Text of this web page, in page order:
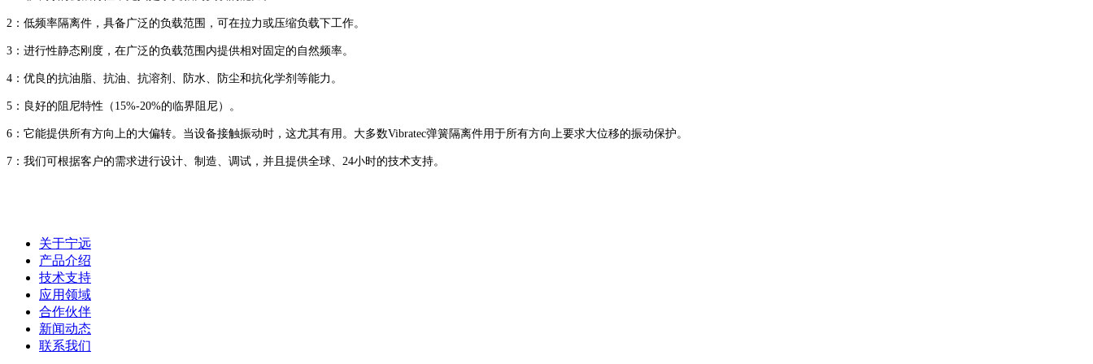
2：低频率隔离件，具备广泛的负载范围，可在拉力或压缩负载下工作。
3：进行性静态刚度，在广泛的负载范围内提供相对固定的自然频率。
4：优良的抗油脂、抗油、抗溶剂、防水、防尘和抗化学剂等能力。
5：良好的阻尼特性（15%-20%的临界阻尼）。
6：它能提供所有方向上的大偏转。当设备接触振动时，这尤其有用。大多数Vibratec弹簧隔离件用于所有方向上要求大位移的振动保护。
7：我们可根据客户的需求进行设计、制造、调试，并且提供全球、24小时的技术支持。
关于宁远
产品介绍
技术支持
应用领域
合作伙伴
新闻动态
联系我们